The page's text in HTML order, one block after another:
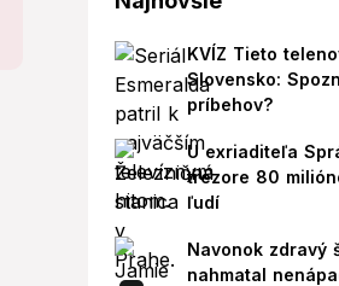
KVÍZ Tieto
Slovensko:
príbehov?
U exriaditeľa
trezore 80
ľudí
Navonok zdravý
nahmatal